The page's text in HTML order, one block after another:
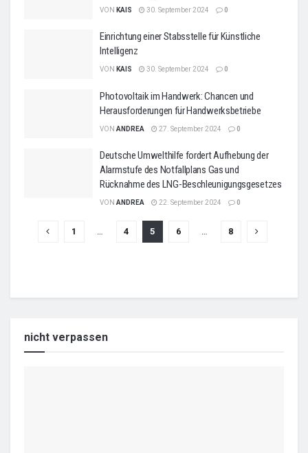
VON KAIS 30. September 2024 0
Einrichtung einer Stabsstelle für Künstliche
Intelligenz
VON KAIS 30. September 2024 0
Photovoltaik im Handwerk: Chancen und
Herausforderungen für Handwerksbetriebe
VON ANDREA 27. September 2024 0
Deutsche Umwelthilfe fordert Aufhebung der
Alarmstufe des Notfallplans Gas und
Rücknahme des LNG-Beschleunigungsgesetzes
VON ANDREA 22. September 2024 0
1 … 4 5 6 … 8
nicht verpassen